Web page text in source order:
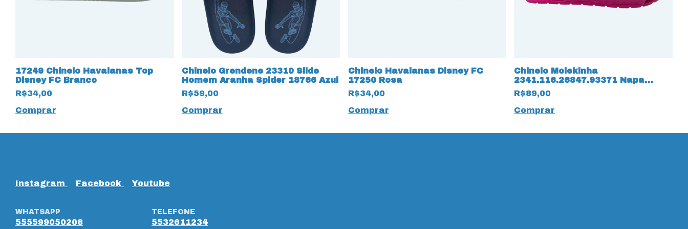
17249 Chinelo Havaianas Top
Disney FC Branco
R$34,00
Comprar
Chinelo Grendene 23310 Slide
Homem Aranha Spider 18766 Azul
R$59,00
Comprar
Chinelo Havaianas Disney FC
17250 Rosa
R$34,00
Comprar
Chinelo Molekinha
2341.116.26847.93371 Napa
Oceâno Verniz 15834 Pink
R$89,00
Comprar
Instagram Facebook Youtube
WHATSAPP
555599050208
TELEFONE
5532611234